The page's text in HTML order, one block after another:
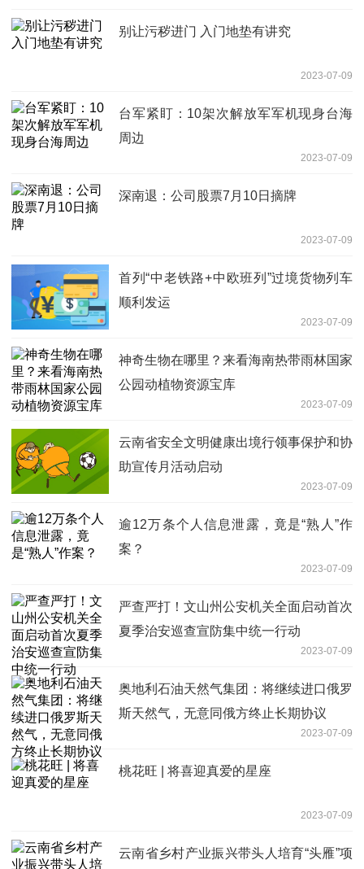
别让污秽进门 入门地垫有讲究
2023-07-09
台军紧盯：10架次解放军军机现身台海
周边
2023-07-09
深南退：公司股票7月10日摘牌
2023-07-09
首列“中老铁路+中欧班列”过境货物列车
顺利发运
2023-07-09
神奇生物在哪里？来看海南热带雨林国家
公园动植物资源宝库
2023-07-09
云南省安全文明健康出境行领事保护和协
助宣传月活动启动
2023-07-09
逾12万条个人信息泄露，竟是“熟人”作
案？
2023-07-09
严查严打！文山州公安机关全面启动首次
夏季治安巡查宣防集中统一行动
2023-07-09
奥地利石油天然气集团：将继续进口俄罗
斯天然气，无意同俄方终止长期协议
2023-07-09
桃花旺 | 将喜迎真爱的星座
2023-07-09
云南省乡村产业振兴带头人培育“头雁”项